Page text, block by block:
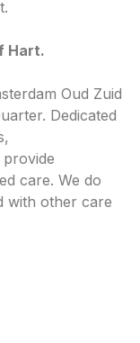
Hart.
Oud Zuid
Dedicated
care. We do
with other care